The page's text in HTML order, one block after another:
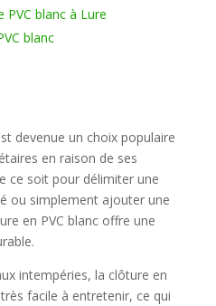
blanc à Lure
blanc
devenue un choix populaire
en raison de ses
ce soit pour délimiter une
ou simplement ajouter une
en PVC blanc offre une
intempéries, la clôture en
facile à entretenir, ce qui